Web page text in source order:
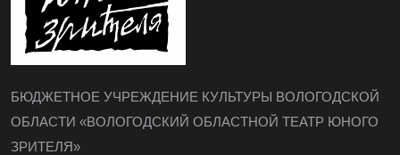
БЮДЖЕТНОЕ УЧРЕЖДЕНИЕ КУЛЬТУРЫ ВОЛОГОДСКОЙ
ОБЛАСТИ «ВОЛОГОДСКИЙ ОБЛАСТНОЙ ТЕАТР ЮНОГО
ЗРИТЕЛЯ»